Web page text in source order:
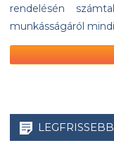
rendelésén
munkásságáról